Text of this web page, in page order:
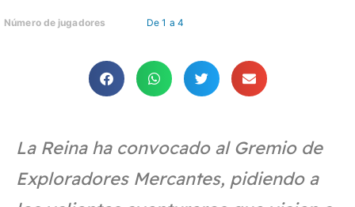
Número de jugadores De 1 a 4
La Reina ha convocado al Gremio de
Exploradores Mercantes, pidiendo a